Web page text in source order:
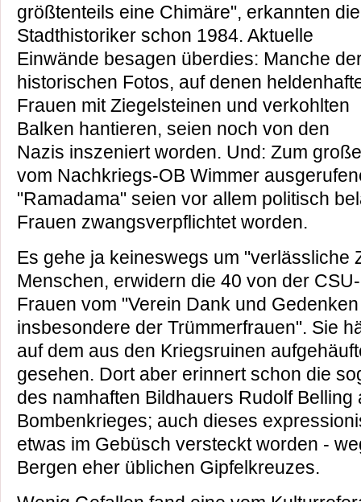
größtenteils eine Chimäre", erkannten die
Stadthistoriker schon 1984. Aktuelle
Einwände besagen überdies: Manche
historischen Fotos, auf denen
Frauen mit Ziegelsteinen und verkohlten
Balken hantieren, seien noch von den
Nazis inszeniert worden. Und: Zum
vom Nachkriegs-OB Wimmer
"Ramadama" seien vor allem politisch
Frauen zwangsverpflichtet worden.
Es gehe ja keineswegs um "verlässliche
Menschen, erwidern die 40 von der
Frauen vom "Verein Dank und
insbesondere der Trümmerfrauen". Sie
auf dem aus den Kriegsruinen
gesehen. Dort aber erinnert schon die
des namhaften Bildhauers Rudolf Belling
Bombenkrieges; auch dieses
etwas im Gebüsch versteckt worden -
Bergen eher üblichen Gipfelkreuzes.